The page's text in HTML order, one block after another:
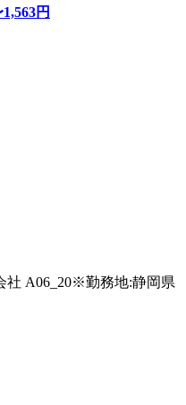
1,563円
社 A06_20※勤務地:静岡県